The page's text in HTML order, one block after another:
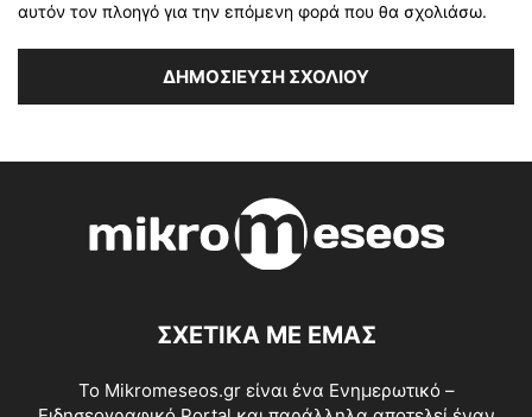
αυτόν τον πλοηγό για την επόμενη φορά που θα σχολιάσω.
ΣΧΕΤΙΚΑ ΜΕ ΕΜΑΣ
Το Mikromeseos.gr είναι ένα Ενημερωτικό –